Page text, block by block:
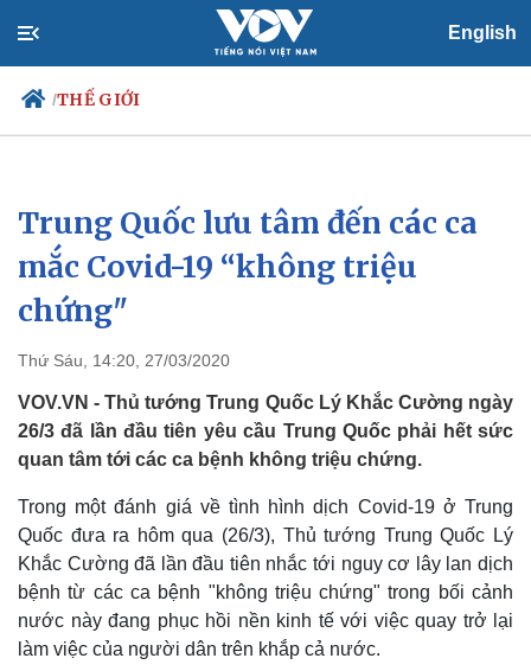
English
/THẾ GIỚI
Chính trị
Đảng
Tổ chức nhân sự
Quốc hội
Nhận diện sự thật
Xã hội
Tin 24h
Dự báo thời tiết
Trung Quốc lưu tâm đến các ca
mắc Covid-19 “không triệu
chứng"
Thứ Sáu, 14:20, 27/03/2020
VOV.VN - Thủ tướng Trung Quốc Lý Khắc Cường ngày
26/3 đã lần đầu tiên yêu cầu Trung Quốc phải hết sức
quan tâm tới các ca bệnh không triệu chứng.
Trong một đánh giá về tình hình dịch Covid-19 ở Trung
Quốc đưa ra hôm qua (26/3), Thủ tướng Trung Quốc Lý
Khắc Cường đã lần đầu tiên nhắc tới nguy cơ lây lan dịch
bệnh từ các ca bệnh "không triệu chứng" trong bối cảnh
nước này đang phục hồi nền kinh tế với việc quay trở lại
làm việc của người dân trên khắp cả nước.